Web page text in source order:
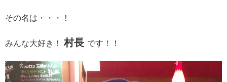
その名は・・・！
みんな大好き！村長 です！！